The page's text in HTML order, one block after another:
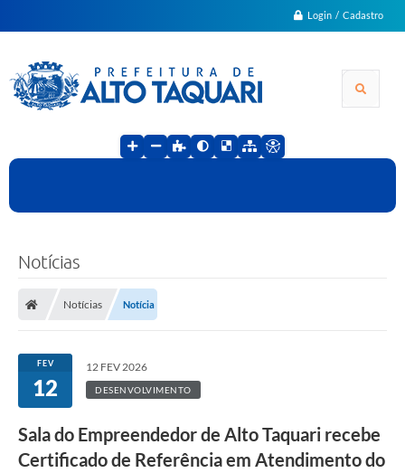
Login / Cadastro
Notícias
Notícias Notícia
FEV
12
12 FEV 2026
DESENVOLVIMENTO
Sala do Empreendedor de Alto Taquari recebe
Certificado de Referência em Atendimento do